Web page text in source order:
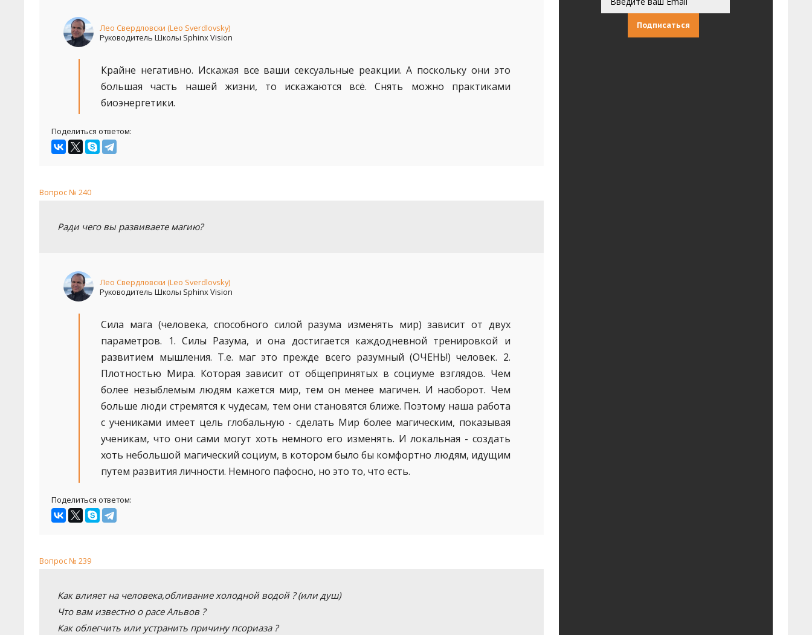
Лео Свердловски (Leo Sverdlovsky)
Руководитель Школы Sphinx Vision
Крайне негативно. Искажая все ваши сексуальные реакции. А поскольку они это
большая часть нашей жизни, то искажаются всё. Снять можно практиками
биоэнергетики.
Поделиться ответом:
Вопрос № 240
Ради чего вы развиваете магию?
Лео Свердловски (Leo Sverdlovsky)
Руководитель Школы Sphinx Vision
Сила мага (человека, способного силой разума изменять мир) зависит от двух
параметров. 1. Силы Разума, и она достигается каждодневной тренировкой и
развитием мышления. Т.е. маг это прежде всего разумный (ОЧЕНЬ!) человек. 2.
Плотностью Мира. Которая зависит от общепринятых в социуме взглядов. Чем
более незыблемым людям кажется мир, тем он менее магичен. И наоборот. Чем
больше люди стремятся к чудесам, тем они становятся ближе. Поэтому наша работа
с учениками имеет цель глобальную - сделать Мир более магическим, показывая
ученикам, что они сами могут хоть немного его изменять. И локальная - создать
хоть небольшой магический социум, в котором было бы комфортно людям, идущим
путем развития личности. Немного пафосно, но это то, что есть.
Поделиться ответом:
Вопрос № 239
Как влияет на человека,обливание холодной водой ? (или душ)
Что вам известно о расе Альвов ?
Как облегчить или устранить причину псориаза ?
Подписаться